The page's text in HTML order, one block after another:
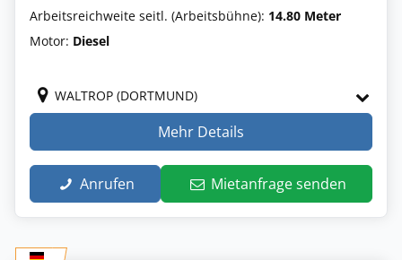
Arbeitsreichweite seitl. (Arbeitsbühne): 14.80 Meter
Motor: Diesel
WALTROP (DORTMUND)
Mehr Details
Anrufen Mietanfrage senden